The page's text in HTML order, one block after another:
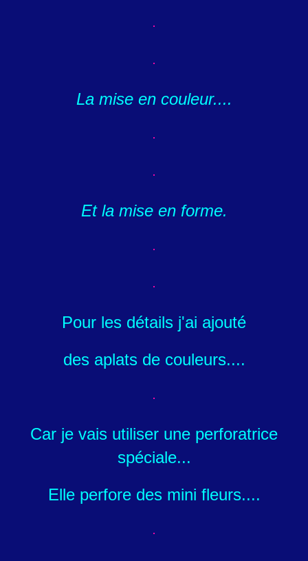
La mise en couleur....
Et la mise en forme.
Pour les détails j'ai ajouté
des aplats de couleurs....
Car je vais utiliser une perforatrice
spéciale...
Elle perfore des mini fleurs....